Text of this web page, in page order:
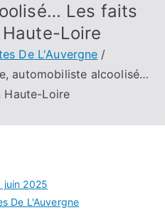
Les faits
Loire
De L'Auvergne
automobiliste alcoolisé…
Haute-Loire
juin 2025
De L'Auvergne